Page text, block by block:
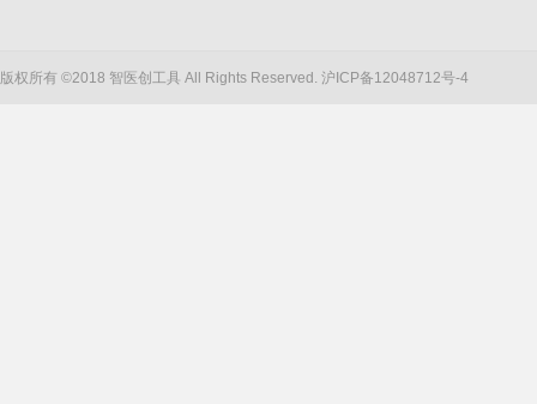
版权所有 ©2018 智医创工具 All Rights Reserved. 沪ICP备12048712号-4